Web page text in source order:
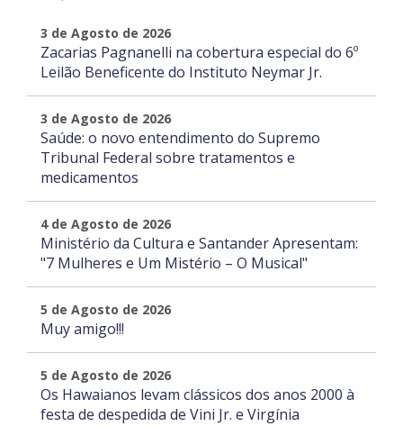
3 de Agosto de 2026
Zacarias Pagnanelli na cobertura especial do 6º
Leilão Beneficente do Instituto Neymar Jr.
3 de Agosto de 2026
Saúde: o novo entendimento do Supremo
Tribunal Federal sobre tratamentos e
medicamentos
4 de Agosto de 2026
Ministério da Cultura e Santander Apresentam:
"7 Mulheres e Um Mistério – O Musical"
5 de Agosto de 2026
Muy amigo!!!
5 de Agosto de 2026
Os Hawaianos levam clássicos dos anos 2000 à
festa de despedida de Vini Jr. e Virgínia